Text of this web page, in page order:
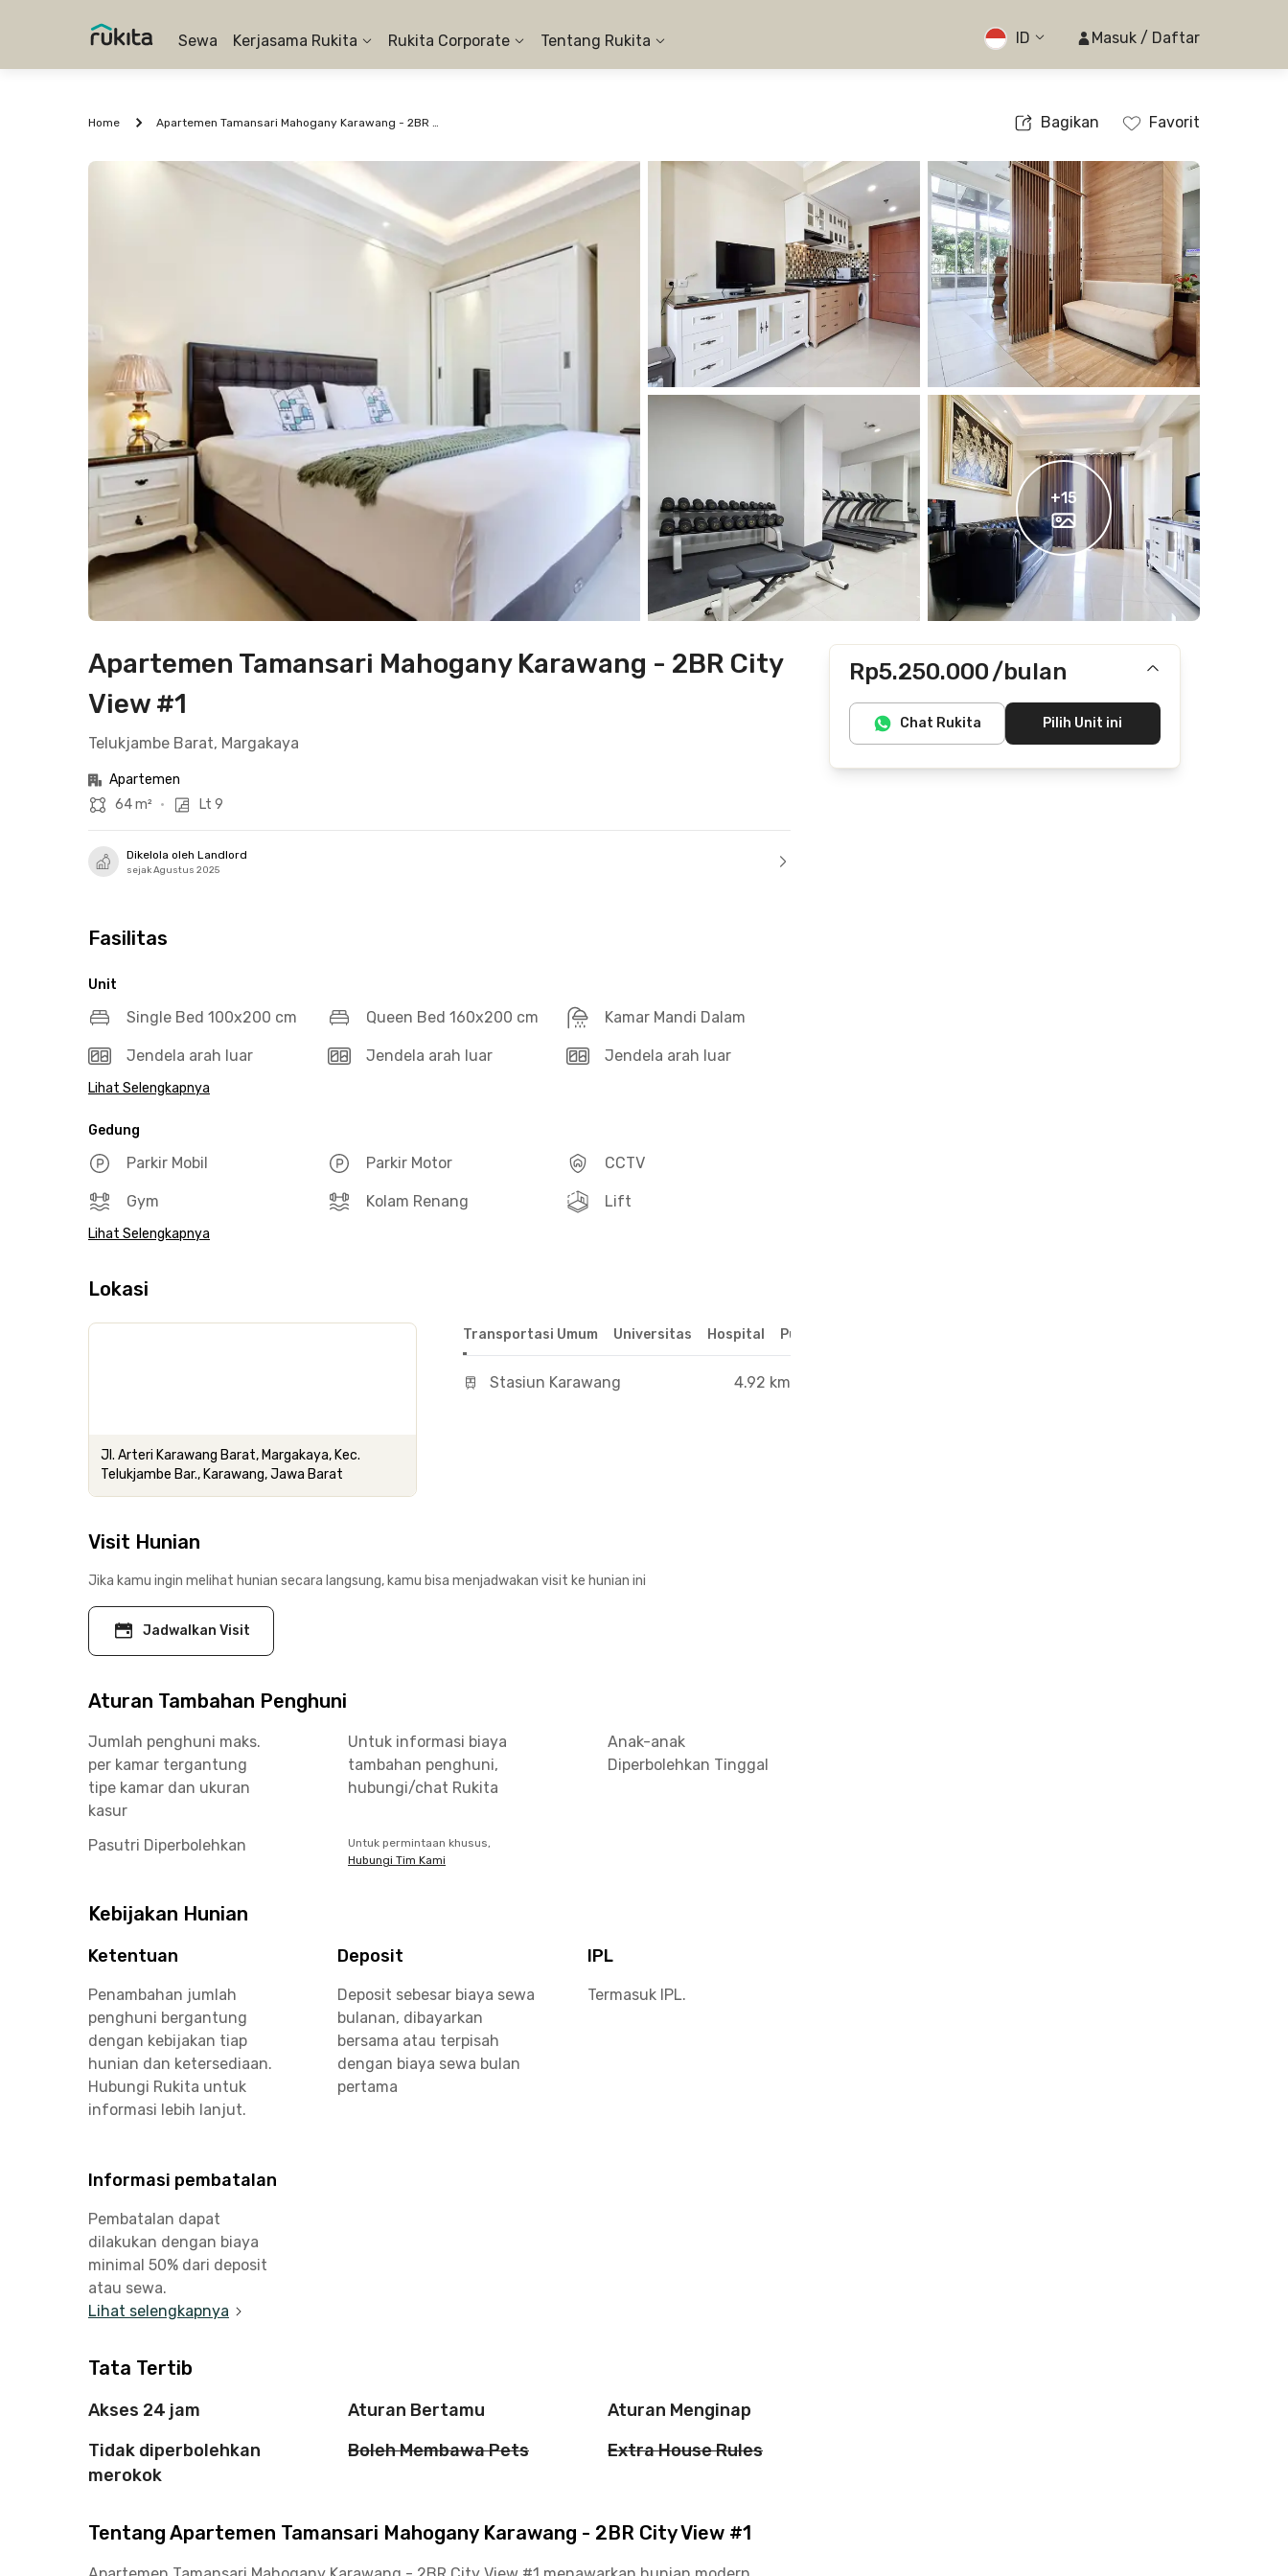
Sewa Kerjasama Rukita Rukita Corporate Tentang Rukita ID Masuk / Daftar
Home Apartemen Tamansari Mahogany Karawang - 2BR City View #1 Bagikan Favorit
+15
Apartemen Tamansari Mahogany Karawang - 2BR City
View #1
Telukjambe Barat, Margakaya
Apartemen
64 m² • Lt 9
Dikelola oleh Landlord
sejak Agustus 2025
Fasilitas
Unit
Single Bed 100x200 cm Queen Bed 160x200 cm Kamar Mandi Dalam
Jendela arah luar Jendela arah luar Jendela arah luar
Lihat Selengkapnya
Gedung
Parkir Mobil Parkir Motor CCTV
Gym Kolam Renang Lift
Lihat Selengkapnya
Lokasi
Jl. Arteri Karawang Barat, Margakaya, Kec.
Telukjambe Bar., Karawang, Jawa Barat
Transportasi Umum Universitas Hospital Pusat Perbelanjaan & Hiburan
Stasiun Karawang 4.92 km
Visit Hunian
Jika kamu ingin melihat hunian secara langsung, kamu bisa menjadwakan visit ke hunian ini
Jadwalkan Visit
Aturan Tambahan Penghuni
Jumlah penghuni maks.
per kamar tergantung
tipe kamar dan ukuran
kasur
Untuk informasi biaya
tambahan penghuni,
hubungi/chat Rukita
Anak-anak
Diperbolehkan Tinggal
Pasutri Diperbolehkan
Untuk permintaan khusus,
Hubungi Tim Kami
Kebijakan Hunian
Ketentuan
Penambahan jumlah
penghuni bergantung
dengan kebijakan tiap
hunian dan ketersediaan.
Hubungi Rukita untuk
informasi lebih lanjut.
Deposit
Deposit sebesar biaya sewa
bulanan, dibayarkan
bersama atau terpisah
dengan biaya sewa bulan
pertama
IPL
Termasuk IPL.
Informasi pembatalan
Pembatalan dapat
dilakukan dengan biaya
minimal 50% dari deposit
atau sewa.
Lihat selengkapnya
Tata Tertib
Akses 24 jam Aturan Bertamu
Aturan Menginap
Tidak diperbolehkan
merokok
Boleh Membawa Pets Extra House Rules
Tentang Apartemen Tamansari Mahogany Karawang - 2BR City View #1
Rp5.250.000/bulan
Termasuk IPL
Tidak termasuk internet/wifi, listrik, air
Chat Rukita Pilih Unit ini